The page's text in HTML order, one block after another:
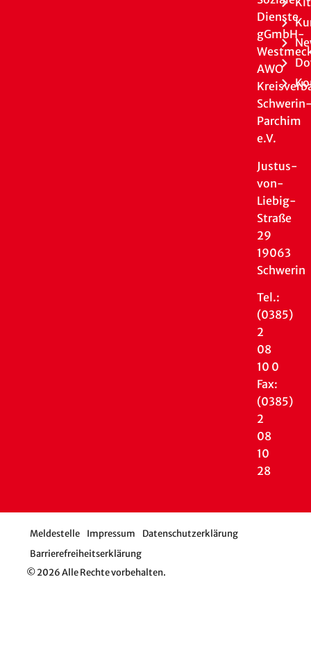
Dienste
gGmbH-
AWO
Parchim
e.V.
Justus-
von-
Liebig-
Straße
29
19063
Schwerin
Tel.:
(0385)
2
08
10 0
Fax:
(0385)
2
08
10
28
© 2026 Alle Rechte vorbehalten.
Meldestelle Impressum
Datenschutzerklärung
Barrierefreiheitserklärung